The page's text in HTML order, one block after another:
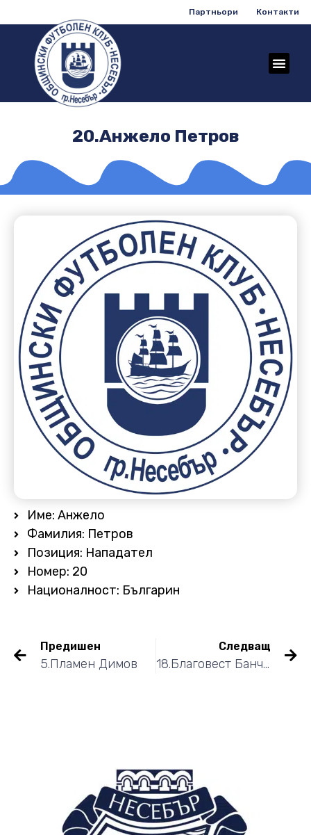
Партньори Контакти
20.Анжело Петров
Име: Анжело
Фамилия: Петров
Позиция: Нападател
Номер: 20
Националност: Българин
Предишен
5.Пламен Димов
Следващ
18.Благовест Банчев